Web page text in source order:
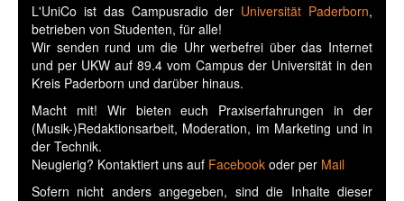
L'UniCo ist das Campusradio der Universität Paderborn,
betrieben von Studenten, für alle!
Wir senden rund um die Uhr werbefrei über das Internet
und per UKW auf 89.4 vom Campus der Universität in den
Kreis Paderborn und darüber hinaus.
Macht mit! Wir bieten euch Praxiserfahrungen in der
(Musik-)Redaktionsarbeit, Moderation, im Marketing und in
der Technik.
Neugierig? Kontaktiert uns auf Facebook oder per Mail
Sofern nicht anders angegeben, sind die Inhalte dieser